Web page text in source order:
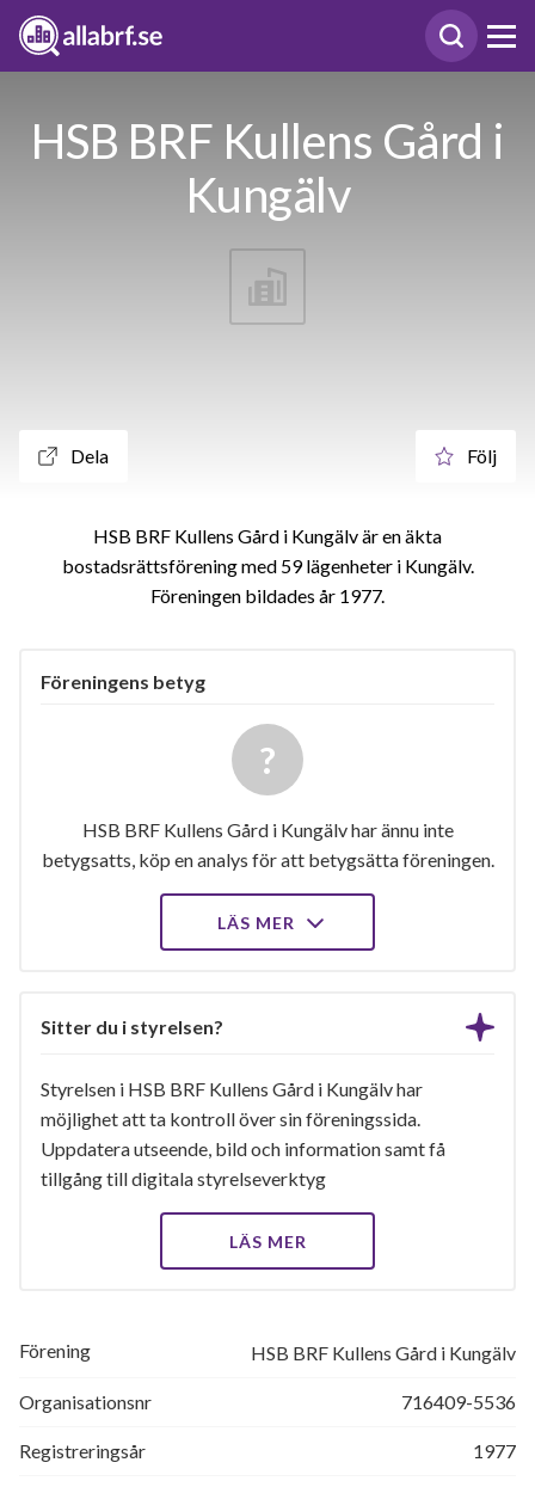
HSB BRF Kullens Gård i
Kungälv
Dela Följ
HSB BRF Kullens Gård i Kungälv är en äkta
bostadsrättsförening med 59 lägenheter i Kungälv.
Föreningen bildades år 1977
Föreningens betyg
HSB BRF Kullens Gård i Kungälv har ännu inte
betygsatts, köp en analys för att betygsätta föreningen.
LÄS MER
Sitter du i styrelsen?
Styrelsen i HSB BRF Kullens Gård i Kungälv har
möjlighet att ta kontroll över sin föreningssida.
Uppdatera utseende, bild och information samt få
tillgång till digitala styrelseverktyg
LÄS MER
Förening HSB BRF Kullens Gård i Kungälv
Organisationsnr 716409-5536
Registreringsår 1977